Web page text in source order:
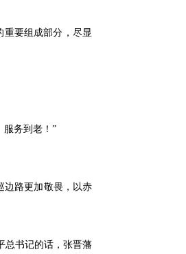
要组成部分，尽显
服务到老！”
边路更加敬畏，以赤
总书记的话，张晋藩